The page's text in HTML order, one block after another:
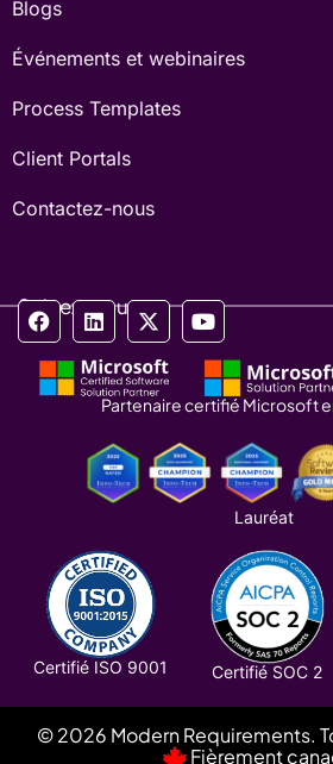
Blogs
Événements et webinaires
Process Templates
Client Portals
Contactez-nous
Suivez-nous
Partenaire certifié Microsoft
Lauréat
Certifié ISO 9001 Certifié SOC 2
© 2026 Modern Requirements.
Fièrement